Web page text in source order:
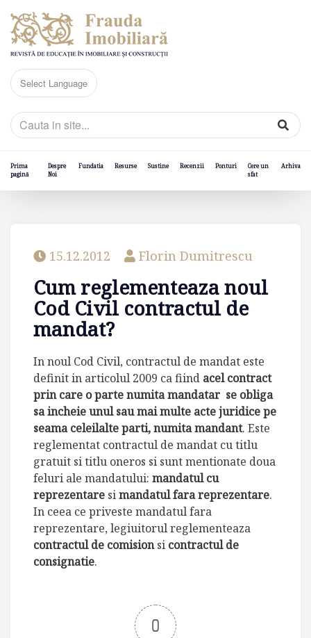
Prima
pagină
Despre
Noi
Fundatia Resurse Sustine Recenzii Ponturi
Cere un
sfat
Arhiva
15.12.2012 Florin Dumitrescu
Cum reglementeaza noul
Cod Civil contractul de
mandat?
In noul Cod Civil, contractul de mandat este
definit in articolul 2009 ca fiind acel contract
prin care o parte numita mandatar se obliga
sa incheie unul sau mai multe acte juridice pe
seama celeilalte parti, numita mandant. Este
reglementat contractul de mandat cu titlu
gratuit si titlu oneros si sunt mentionate doua
feluri ale mandatului: mandatul cu
reprezentare simandatul fara reprezentare.
In ceea ce priveste mandatul fara
reprezentare, legiuitorul reglementeaza
contractul de comisionsi contractul de
consignatie.
0